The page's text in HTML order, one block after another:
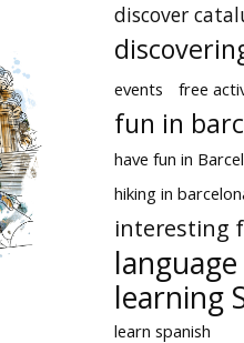
discover
events free
fun in
have fun in
hiking in
interesting
learning
learn spanish